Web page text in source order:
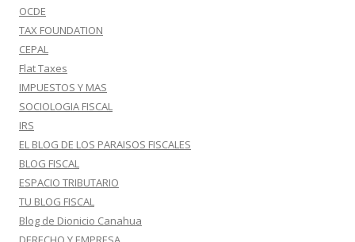
OCDE
TAX FOUNDATION
CEPAL
Flat Taxes
IMPUESTOS Y MAS
SOCIOLOGIA FISCAL
IRS
EL BLOG DE LOS PARAISOS FISCALES
BLOG FISCAL
ESPACIO TRIBUTARIO
TU BLOG FISCAL
Blog de Dionicio Canahua